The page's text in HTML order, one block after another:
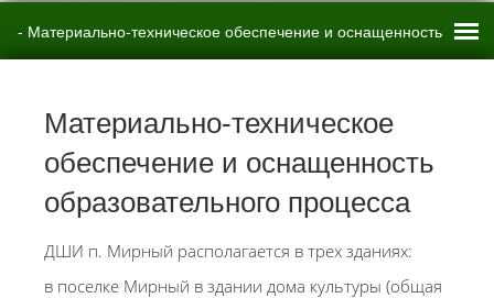
Материально-техническое
обеспечение и оснащенность
образовательного процесса
ДШИ п. Мирный располагается в трех зданиях:
в поселке Мирный в здании дома культуры (общая